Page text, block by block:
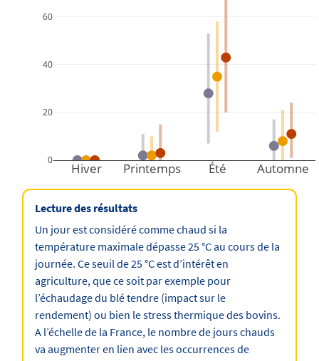
Hiver Printemps Été Automne
0
20
40
60
Lecture des résultats
Un jour est considéré comme chaud si la
température maximale dépasse 25 °C au cours de la
journée. Ce seuil de 25 °C est d’intérêt en
agriculture, que ce soit par exemple pour
l’échaudage du blé tendre (impact sur le
rendement) ou bien le stress thermique des bovins.
A l’échelle de la France, le nombre de jours chauds
va augmenter en lien avec les occurrences de